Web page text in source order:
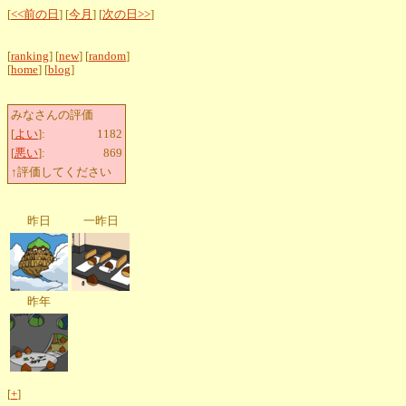
[<<前の日 ] [今月 ] [次の日>>]
[ranking] [new] [random]
[home] [blog]
みなさんの評価
[よい]:
1182
[悪い]:
869
↑評価してください
昨日 一昨日
昨年
[+]